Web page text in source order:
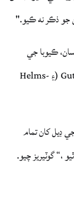
جو ذڪر نه ڪيو."
ڪيوبا جي
حڪومت جي ماڊل کي برقرار رکندو. Gutiérrez (۽ Helms-
ڊيل کان تمام
،“ گوٽيريز چيو.